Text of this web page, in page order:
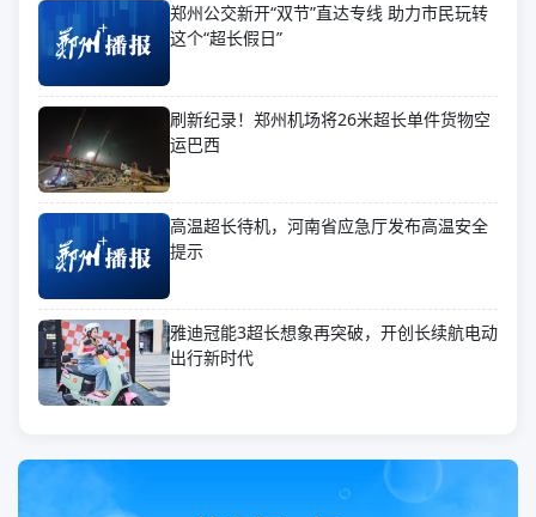
郑州公交新开“双节”直达专线 助力市民玩转
这个“超长假日”
刷新纪录！郑州机场将26米超长单件货物空
运巴西
高温超长待机，河南省应急厅发布高温安全
提示
雅迪冠能3超长想象再突破，开创长续航电动
出行新时代